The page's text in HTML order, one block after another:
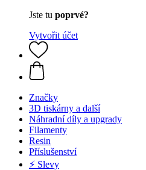
Jste tu poprvé?
Vytvořit účet
Značky
3D tiskárny a další
Náhradní díly a upgrady
Filamenty
Resin
Příslušenství
⚡ Slevy